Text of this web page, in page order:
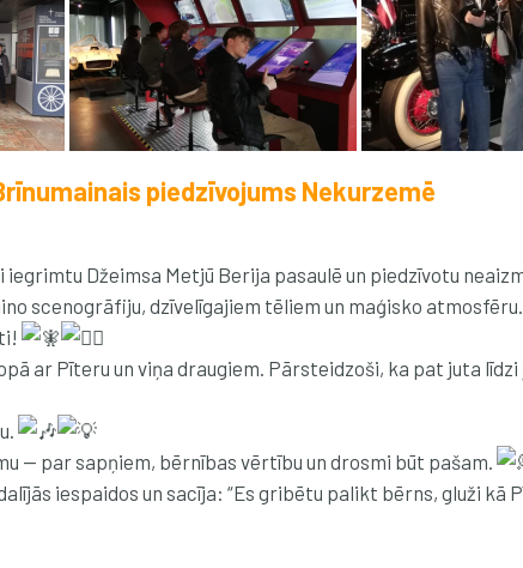
piedzīvojums Nekurzemē
Džeimsa Metjū Berija pasaulē un piedzīvotu
scenogrāfiju, dzīvelīgajiem tēliem un maģisko
ar Pīteru un viņa draugiem. Pārsteidzoši, ka pat juta
— par sapņiem, bērnības vērtību un drosmi būt pašam.
iespaidos un sacīja: “Es gribētu palikt bērns, gluži kā